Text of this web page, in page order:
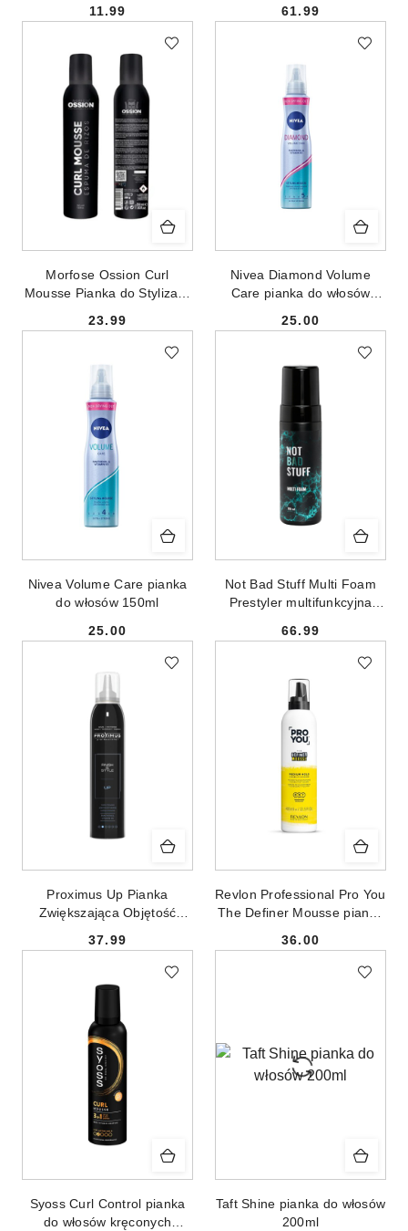
Keratyną 150ml
Cena:
11.99
objętości 200ml
Cena:
61.99
Morfose Ossion Curl
Mousse Pianka do Stylizacji
Cena:
23.99
Nivea Diamond Volume
Care pianka do włosów
Cena:
25.00
Nivea Volume Care pianka
do włosów 150ml
Cena:
25.00
Not Bad Stuff Multi Foam
Prestyler multifunkcyjna
włosów 150ml
Cena:
66.99
Proximus Up Pianka
Zwiększająca Objętość
Cena:
37.99
Revlon Professional Pro You
The Definer Mousse pianka
Cena:
36.00
Syoss Curl Control pianka
do włosów kręconych
Taft Shine pianka do włosów
200ml